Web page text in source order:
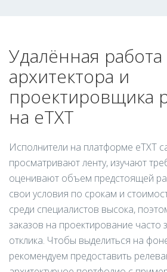
Удалённая работа
архитектора и
проектировщика
на eTXT
Исполнители на платформе eTXT
просматривают ленту, изучают
оценивают объем предстоящей
свои условия по срокам и
среди специалистов высока,
заказов на проектирование часто
отклика. Чтобы выделиться на
рекомендуем предоставить